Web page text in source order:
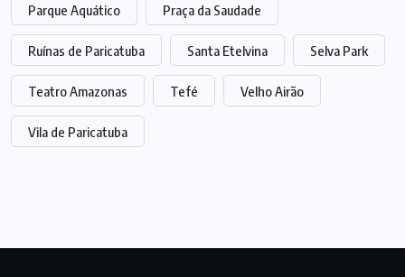
Parque Aquático Praça da Saudade
Ruínas de Paricatuba Santa Etelvina Selva Park
Teatro Amazonas Tefé Velho Airão
Vila de Paricatuba